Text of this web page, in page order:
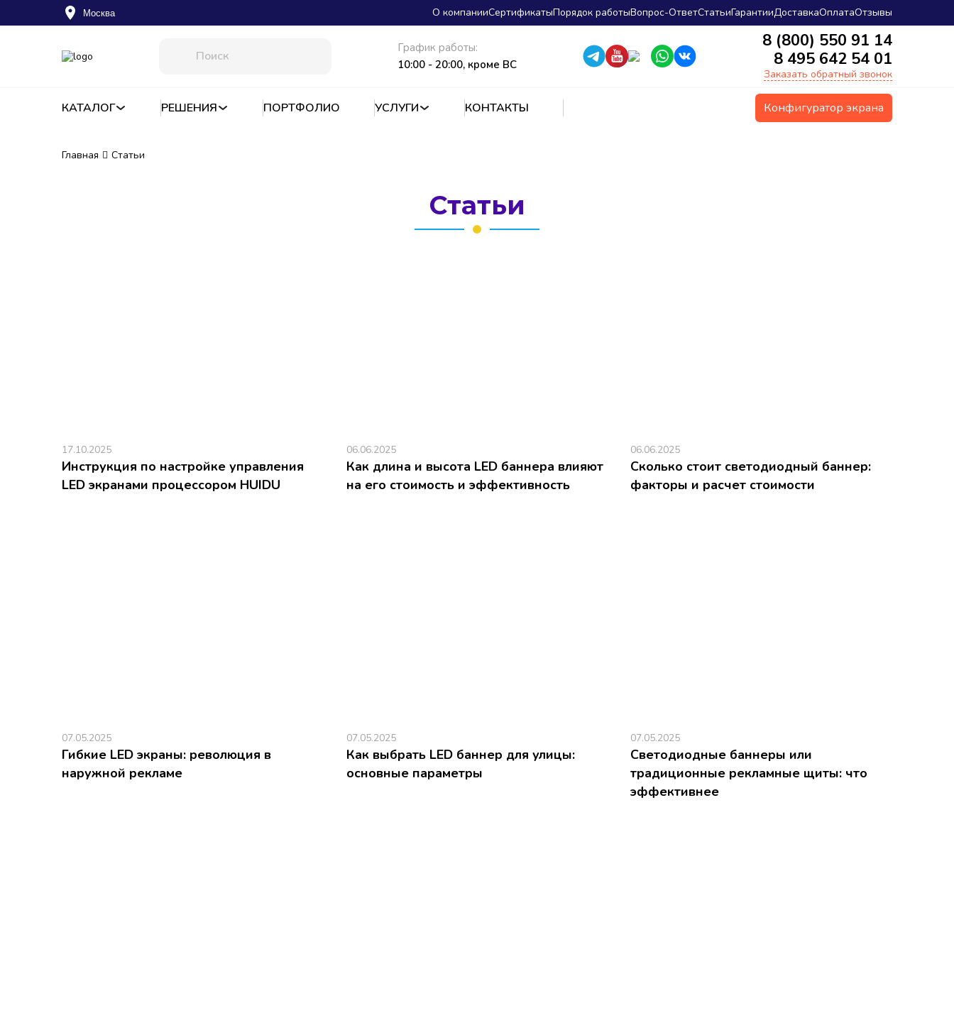
Москва О компанииСертификатыПорядок работыВопрос-ОтветСтатьиГарантииДоставкаОплатаОтзывы
График работы:
10:00 - 20:00, кроме ВС
8 (800) 550 91 14
8 495 642 54 01
Заказать обратный звонок
КАТАЛОГ РЕШЕНИЯ ПОРТФОЛИО УСЛУГИ КОНТАКТЫ Конфигуратор экрана
Главная Статьи
Статьи
17.10.2025
Инструкция по настройке управления
LED экранами процессором HUIDU
06.06.2025
Как длина и высота LED баннера влияют
на его стоимость и эффективность
06.06.2025
Сколько стоит светодиодный баннер:
факторы и расчет стоимости
07.05.2025
Гибкие LED экраны: революция в
наружной рекламе
07.05.2025
Как выбрать LED баннер для улицы:
основные параметры
07.05.2025
Светодиодные баннеры или
традиционные рекламные щиты: что
эффективнее